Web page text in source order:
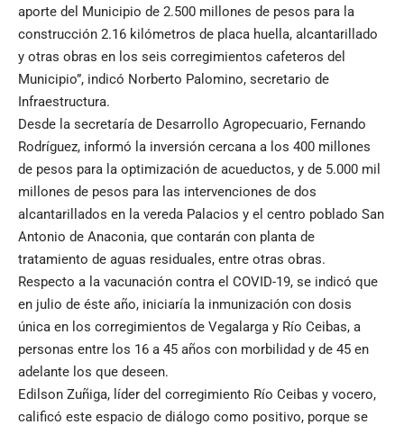
aporte del Municipio de 2.500 millones de pesos para la
construcción 2.16 kilómetros de placa huella, alcantarillado
y otras obras en los seis corregimientos cafeteros del
Municipio”, indicó Norberto Palomino, secretario de
Infraestructura.
Desde la secretaría de Desarrollo Agropecuario, Fernando
Rodríguez, informó la inversión cercana a los 400 millones
de pesos para la optimización de acueductos, y de 5.000 mil
millones de pesos para las intervenciones de dos
alcantarillados en la vereda Palacios y el centro poblado San
Antonio de Anaconia, que contarán con planta de
tratamiento de aguas residuales, entre otras obras.
Respecto a la vacunación contra el COVID-19, se indicó que
en julio de éste año, iniciaría la inmunización con dosis
única en los corregimientos de Vegalarga y Río Ceibas, a
personas entre los 16 a 45 años con morbilidad y de 45 en
adelante los que deseen.
Edilson Zuñiga, líder del corregimiento Río Ceibas y vocero,
calificó este espacio de diálogo como positivo, porque se